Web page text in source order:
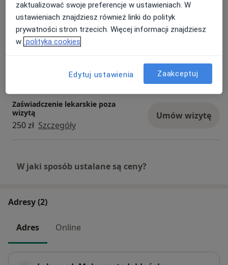
Konsultacja psychiatryczna (kolejna
wizyta)
Od 250 zł Szczegóły
Umów wizytę
Szczegóły Umów wizytę
Zaświadczenie lekarskie poza
wizytą
250 zł Szczegóły
Umów wizytę
W jaki sposób ustalane są ceny?
Adresy (2)
Adres Online
zaktualizować swoje preferencje w ustawieniach. W
ustawieniach znajdziesz również linki do polityk
prywatności stron trzecich. Więcej informacji znajdziesz
w polityka cookies
Edytuj ustawienia Zaakceptuj